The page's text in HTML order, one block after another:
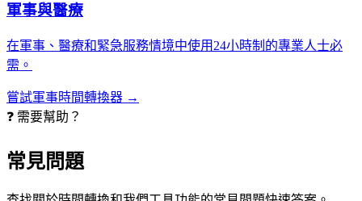
軍事與醫療
在軍事、醫療和緊急服務情境中使用24小時制的專業人士必
需。
嘗試軍事時間轉換器 →
❓ 需要幫助？
常見問題